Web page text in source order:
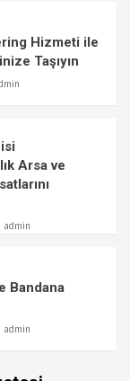
Hizmeti ile
Taşıyın
Arsa ve
admin
Bandana
admin